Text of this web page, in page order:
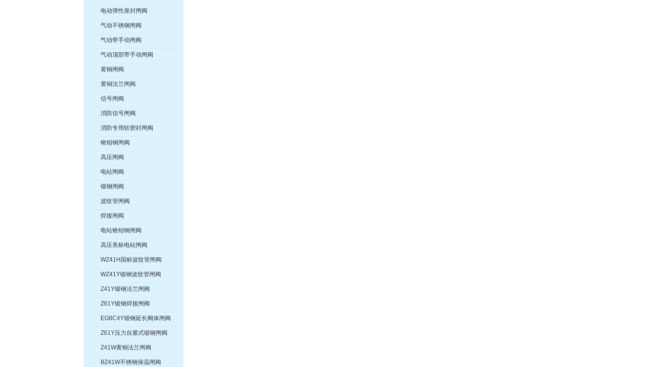
电动弹性座封闸阀
气动不锈钢闸阀
气动带手动闸阀
气动顶部带手动闸阀
黄铜闸阀
黄铜法兰闸阀
信号闸阀
消防信号闸阀
消防专用软密封闸阀
铬钼钢闸阀
高压闸阀
电站闸阀
锻钢闸阀
波纹管闸阀
焊接闸阀
电站铬钼钢闸阀
高压美标电站闸阀
WZ41H国标波纹管闸阀
WZ41Y锻钢波纹管闸阀
Z41Y锻钢法兰闸阀
Z61Y锻钢焊接闸阀
EG8C4Y锻钢延长阀体闸阀
Z61Y压力自紧式锻钢闸阀
Z41W黄铜法兰闸阀
BZ41W不锈钢保温闸阀